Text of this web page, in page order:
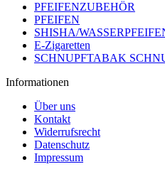
PFEIFENZUBEHÖR
PFEIFEN
SHISHA/
E-Zigaretten
SCHNUPFTABAK
Informationen
Über uns
Kontakt
Widerrufsrecht
Datenschutz
Impressum